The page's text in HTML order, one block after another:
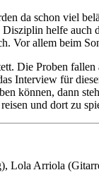
da schon viel
helfe
Vor allem beim
Die Proben
Interview für
können, dann
und dort zu
Lola Arriola